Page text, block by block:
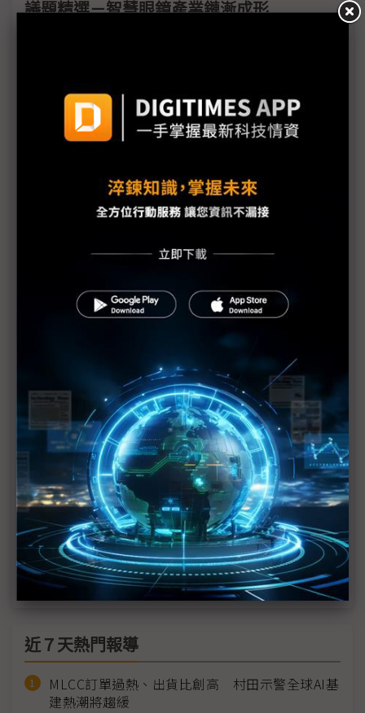
議題精選－智慧眼鏡產業鏈漸成形
蘋果AR眼鏡開發劍指Meta Orion 雙方有何優劣勢？
傳Meta新智慧眼鏡2025年10月上市 蘋果輕量Vision
再等等
Meta AI App亮相 可分享AI互動過程、整合智慧眼鏡
蘋果未放棄MR裝置 傳開發新品區分消費、專業市場
華為推新款智慧眼鏡 AI功能由原生鴻蒙支援
錼創展示0.18吋全彩Micro LED 主攻AI眼鏡
字節跳動傳進軍AI眼鏡市場 已洽談供應商
點亮AR眼鏡 創王造出全球最亮6萬nits全彩Micro
OLED顯示器
Meta智慧眼鏡首搭螢幕、可手勢操控 高階款傳
2025年底亮相
元宇宙退燒拖累VR發展 AR智慧眼鏡才是王道？
三星進軍XR市場雙軌並進 傳2025年底亮相智慧眼鏡
SiC市況估2H25回暖 越峰：AR眼鏡已送樣測試
近７天熱門報導
MLCC訂單過熱、出貨比創高 村田示警全球AI基
建熱潮將趨緩